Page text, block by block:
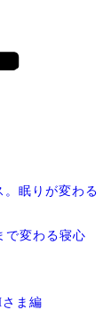
。眠りが変わる
で変わる寝心
ま編